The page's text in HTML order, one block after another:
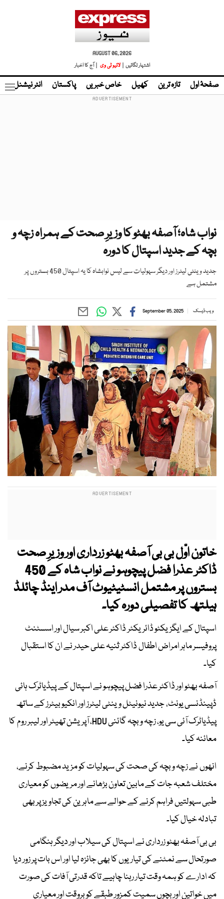
AUGUST 06, 2026
اشتہار لگائیں |
لائیو ٹی وی | آج کا اخبار
صفحۂ اول تازہ ترین کھیل خاص خبریں پاکستان انٹر نیشنل
نواب شاہ؛ آصفہ بھٹو کا وزیرِ صحت کے ہمراہ زچہ و
بچہ کے جدید اسپتال کا دورہ
جدید وینٹی لیٹرز اور دیگر سہولیات سے لیس نوابشاہ کا یہ اسپتال 450 بستروں پر
مشتمل ہے
ویب ڈیسک September 05, 2025
خاتون اوّل بی بی آصفہ بھٹو زرداری اور وزیرِ صحت
ڈاکٹر عذرا فضل پیچوہو نے نواب شاہ کے 450
بستروں پر مشتمل انسٹیٹیوٹ آف مدر اینڈ چائلڈ
ہیلتھ کا تفصیلی دورہ کیا۔
اسپتال کے ایگزیکٹو ڈائریکٹر ڈاکٹر علی اکبر سیال اور اسسٹنٹ
پروفیسر ماہر امراض اطفال ڈاکٹر ثنیہ علی حیدر نے ان کا استقبال
کیا۔
آصفہ بھٹو اور ڈاکٹر عذرا فضل پیچوہو نے اسپتال کے پیڈیاٹرک ہائی
ڈپینڈنسی یونٹ، جدید نیونیٹل وینٹی لیٹرز اور انکیوبیٹرز کے ساتھ
پیڈیاٹرک آئی سی یو، زچہ و بچہ گائنی HDU، آپریشن تھیٹر اور لیبر روم کا
معائنہ کیا۔
انھوں نے زچہ و بچہ کی صحت کی سہولیات کو مزید مضبوط کرنے،
مختلف شعبہ جات کے مابین تعاون بڑھانے اور مریضوں کو معیاری
طبی سہولتیں فراہم کرنے کے حوالے سے ماہرین کی تجاویز پر بھی
تبادلہ خیال کیا۔
بی بی آصفہ بھٹو زرداری نے اسپتال کی سیلاب اور دیگر ہنگامی
صورتحال سے نمٹنے کی تیاریوں کا بھی جائزہ لیا اور اس بات پر زور دیا
کہ ادارے کو ہمہ وقت تیار رہنا چاہیے تاکہ قدرتی آفات کی صورت
میں خواتین اور بچوں سمیت کمزور طبقے کو بروقت اور معیاری